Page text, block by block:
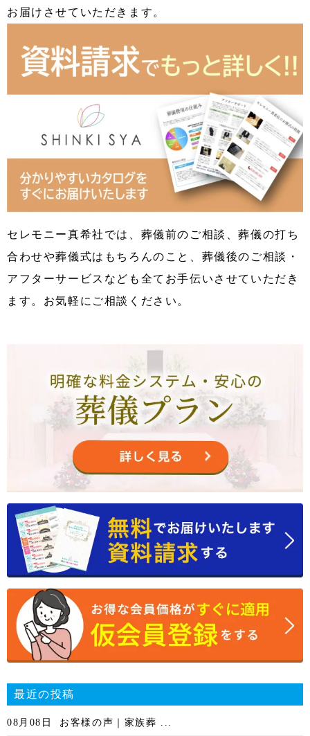
お届けさせていただきます。
セレモニー真希社では、葬儀前のご相談、葬儀の打ち
合わせや葬儀式はもちろんのこと、葬儀後のご相談・
アフターサービスなども全てお手伝いさせていただき
ます。お気軽にご相談ください。
最近の投稿
08月08日 お客様の声｜家族葬 ...